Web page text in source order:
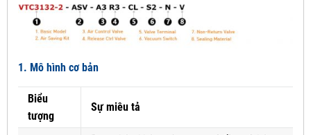
1. Mô hình cơ bản
Biểu
tượng
Sự miêu tả